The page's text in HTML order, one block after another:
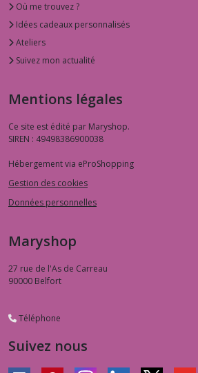
Où me trouvez ?
Idées cadeaux personnalisés
Ateliers
Suivez mon actualité
Mentions légales
Ce site est édité par Maryshop.
SIREN : 49498386900038
Hébergement via eProShopping
Gestion des cookies
Données personnelles
Maryshop
27 rue de l'As de Carreau
90000 Belfort
Téléphone
Suivez nous